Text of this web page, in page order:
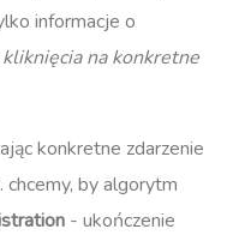
informacje o
na konkretne
konkretne zdarzenie
chcemy, by algorytm
- ukończenie